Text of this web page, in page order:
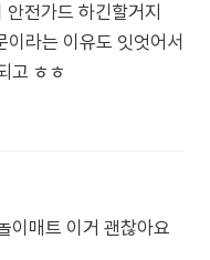
전가드 하긴할거지
이라는 이유도 잇엇어서
고 ㅎㅎ
이매트 이거 괜찮아요